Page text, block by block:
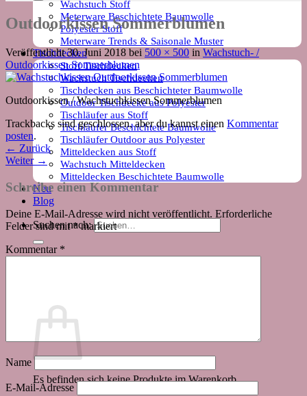
Wachstuch Stoff
Meterware Beschichtete Baumwolle
Polyester Stoff
Meterware Trends & Saisonale Muster
Tischdecken
Stoff Tischdecken
Wachstuch Tischdecken
Tischdecken aus Beschichteter Baumwolle
Outdoor Tischdecke aus Polyester
Tischläufer aus Stoff
Tischläufer Beschichtete Baumwolle
Tischläufer Outdoor aus Polyester
Mitteldecken aus Stoff
Wachstuch Mitteldecken
Mitteldecken Beschichtete Baumwolle
Neu
Blog
Suchen nach:
Es befinden sich keine Produkte im Warenkorb.
Outdoorkissen Sommerblumen
Veröffentlicht30. Juni 2018 bei 500 × 500 in Wachstuch- /
Outdoorkissen Sommerblumen
Outdoorkissen / Wachstuchkissen Sommerblumen
Trackbacks sind geschlossen, aber du kannst einen Kommentar
posten.
← Zurück
Weiter →
Schreibe einen Kommentar
Deine E-Mail-Adresse wird nicht veröffentlicht. Erforderliche
Felder sind mit*markiert
Kommentar *
Name
E-Mail-Adresse